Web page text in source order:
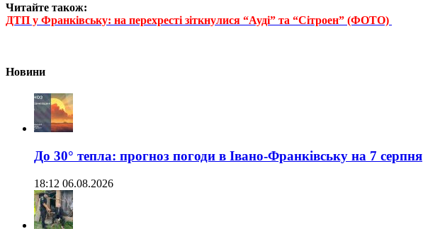
Читайте також:
ДТП у Франківську: на перехресті зіткнулися “Ауді” та “Сітроен” (ФОТО)
Новини
До 30° тепла: прогноз погоди в Івано-Франківську на 7 серпня
18:12 06.08.2026